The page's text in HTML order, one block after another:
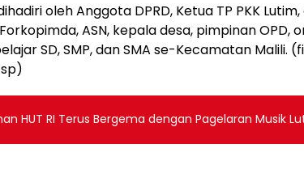
oleh Anggota DPRD, Ketua TP PKK
ASN, kepala desa, pimpinan OPD,
SD, SMP, dan SMA se-Kecamatan Malili.
HUT RI Terus Bergema dengan Pagelaran Musik